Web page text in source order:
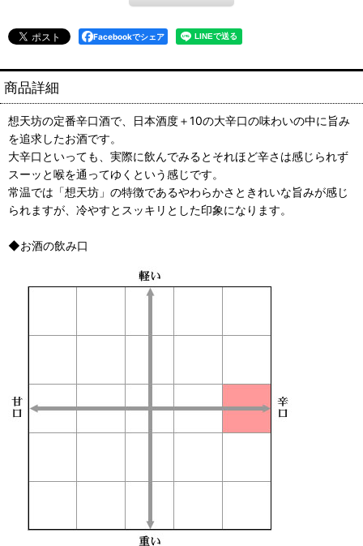
Facebookでシェア
商品詳細
想天坊の定番辛口酒で、日本酒度＋10の大辛口の味わいの中に旨み
を追求したお酒です。
大辛口といっても、実際に飲んでみるとそれほど辛さは感じられず
スーッと喉を通ってゆくという感じです。
常温では「想天坊」の特徴であるやわらかさときれいな旨みが感じ
られますが、冷やすとスッキリとした印象になります。
◆お酒の飲み口